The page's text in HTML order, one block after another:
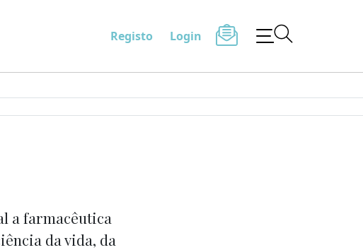
Registo Login
a farmacêutica
da vida, da